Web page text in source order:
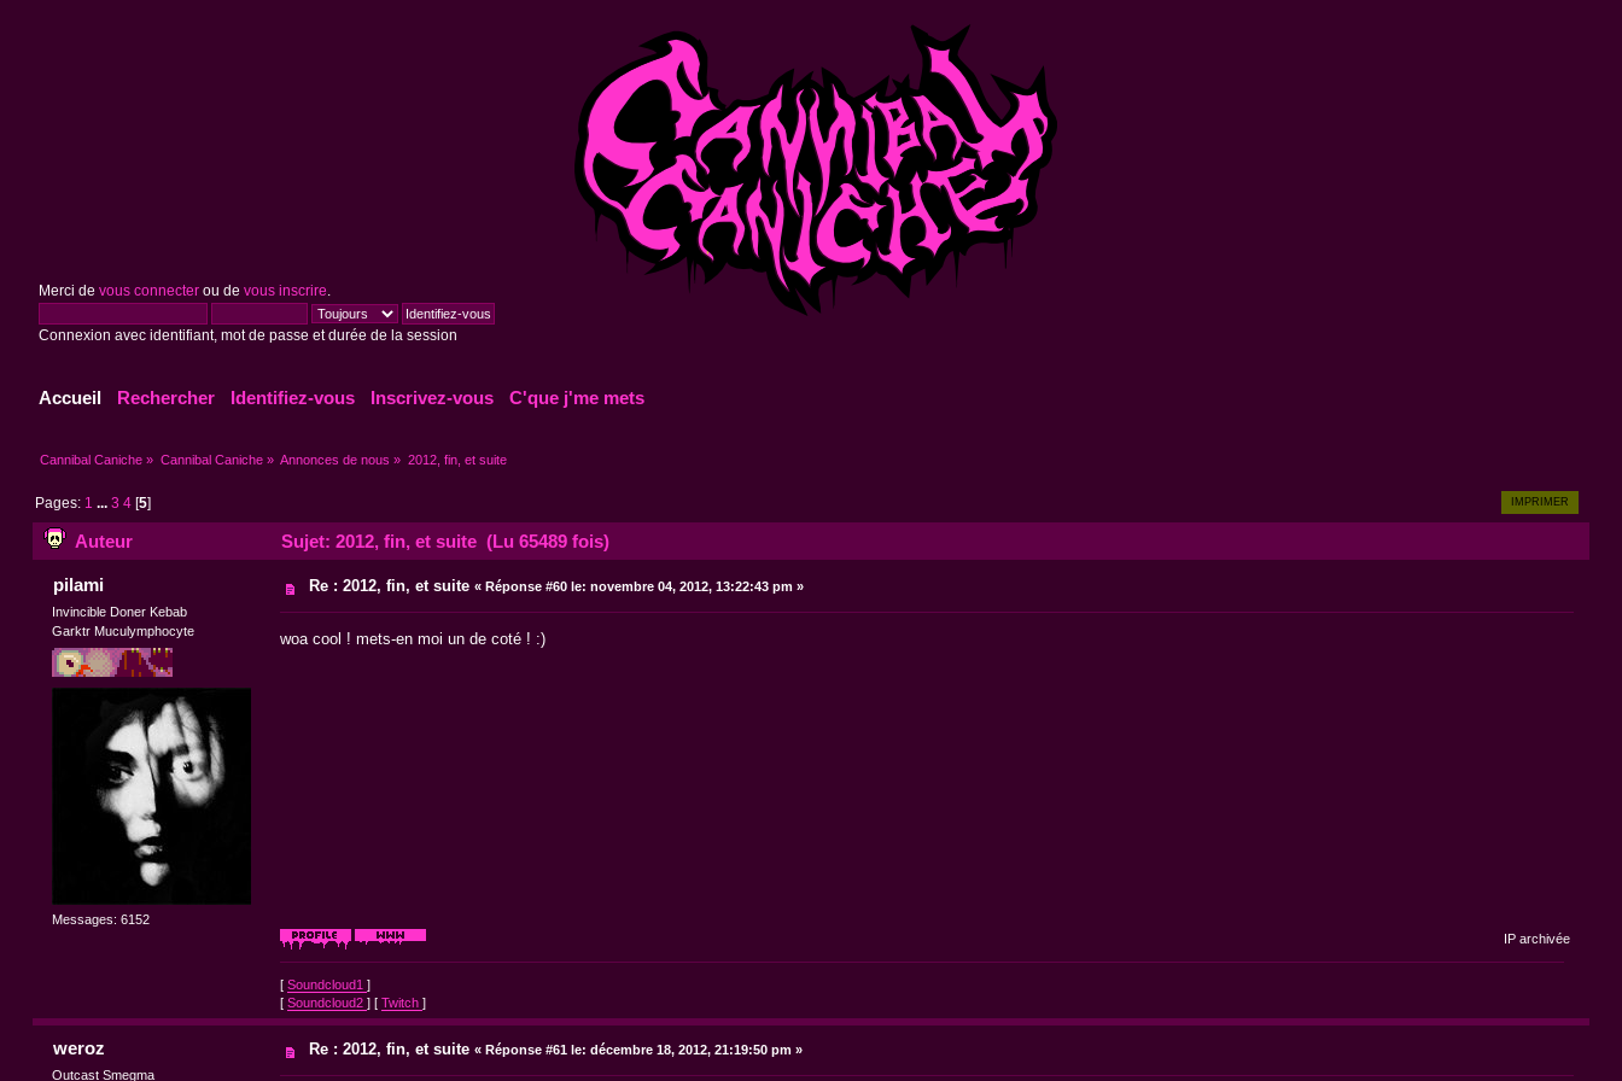
Merci de vous connecterou de vous inscrire
Connexion avec identifiant, mot de passe et durée de la session
Accueil Rechercher Identifiez-vous Inscrivez-vous C'que j'me mets
Cannibal Caniche » Cannibal Caniche» Annonces de nous » 2012, fin, et suite
IMPRIMER
Pages: 1 ...3 4 [5]
Auteur Sujet: 2012, fin, et suite (Lu 65489 fois)
pilami
Invincible Doner Kebab
Garktr Muculymphocyte
Messages: 6152
Re : 2012, fin, et suite « Réponse #60 le: novembre 04, 2012, 13:22:43 pm »
woa cool ! mets-en moi un de coté ! :)
IP archivée
[ Soundcloud1 ]
[ Soundcloud2 ] [ Twitch ]
weroz
Outcast Smegma
Re : 2012, fin, et suite « Réponse #61 le: décembre 18, 2012, 21:19:50 pm »